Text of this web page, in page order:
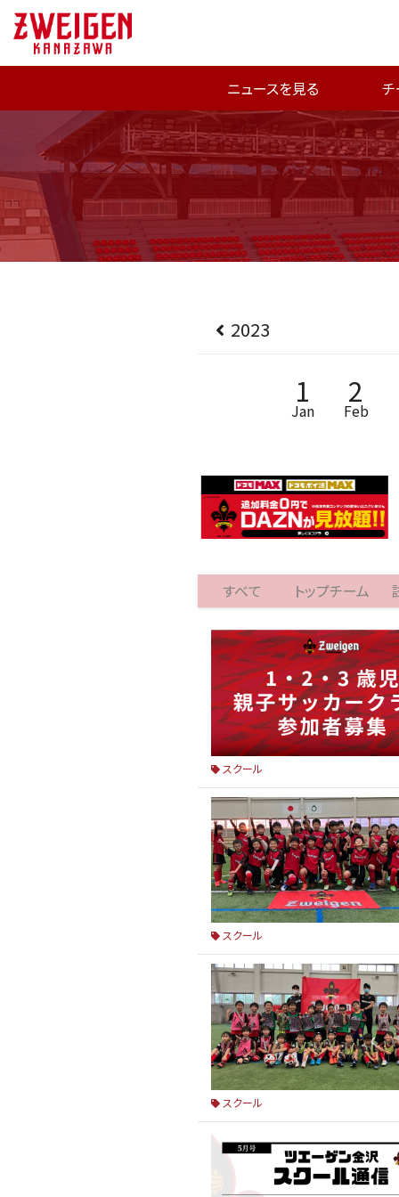
ニュースを見る
2023
1
Jan
2
Feb
すべて トップチーム
スクール
スクール
スクール